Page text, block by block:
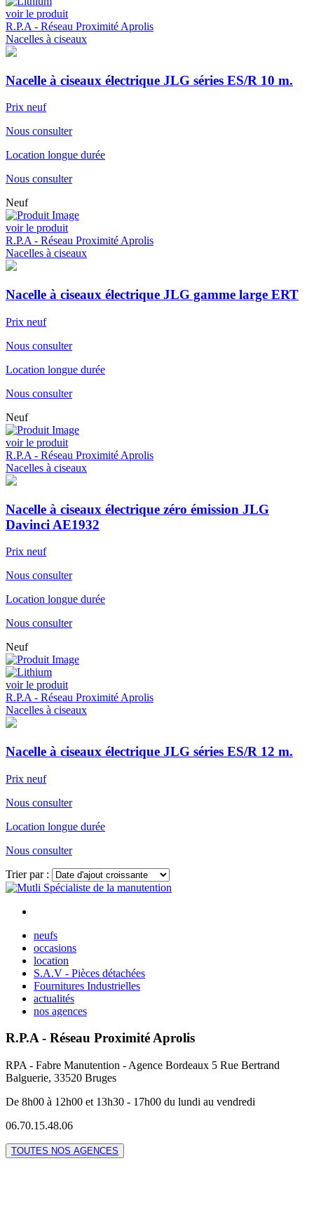
voir le produit
R.P.A - Réseau Proximité Aprolis
Nacelles à ciseaux
Nacelle à ciseaux électrique JLG séries ES/R 10 m.
Prix neuf
Nous consulter
Location longue durée
Nous consulter
Neuf
voir le produit
R.P.A - Réseau Proximité Aprolis
Nacelles à ciseaux
Nacelle à ciseaux électrique JLG gamme large ERT
Prix neuf
Nous consulter
Location longue durée
Nous consulter
Neuf
voir le produit
R.P.A - Réseau Proximité Aprolis
Nacelles à ciseaux
Nacelle à ciseaux électrique zéro émission JLG
Davinci AE1932
Prix neuf
Nous consulter
Location longue durée
Nous consulter
Neuf
voir le produit
R.P.A - Réseau Proximité Aprolis
Nacelles à ciseaux
Nacelle à ciseaux électrique JLG séries ES/R 12 m.
Prix neuf
Nous consulter
Location longue durée
Nous consulter
Trier par :
neufs
occasions
location
S.A.V - Pièces détachées
Fournitures Industrielles
actualités
nos agences
R.P.A - Réseau Proximité Aprolis
RPA - Fabre Manutention - Agence Bordeaux 5 Rue Bertrand
Balguerie, 33520 Bruges
De 8h00 à 12h00 et 13h30 - 17h00 du lundi au vendredi
06.70.15.48.06
TOUTES NOS AGENCES